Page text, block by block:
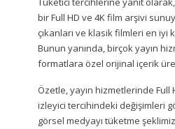
bir Full HD ve 4K film arşivi
çıkanları ve klasik filmleri en iyi
Bunun yanında, birçok yayın
formatlara özel orijinal içerik
Özetle, yayın hizmetlerinde Full
izleyici tercihindeki değişimleri
görsel medyayı tüketme